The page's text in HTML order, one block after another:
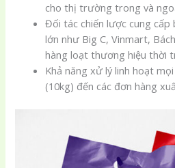
cho thị trường trong và
Đối tác chiến lược cung cấp
lớn như Big C, Vinmart,
hàng loạt thương hiệu thời
Khả năng xử lý linh hoạt
(10kg) đến các đơn hàng